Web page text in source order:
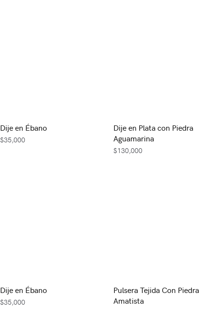
Dije en Ébano
$35,000
Dije en Plata con Piedra
Aguamarina
$130,000
Dije en Ébano
$35,000
Pulsera Tejida Con Piedra
Amatista